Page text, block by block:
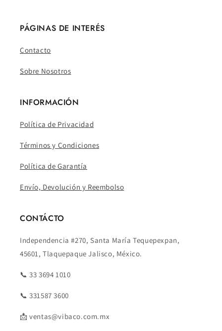
PÁGINAS DE INTERÉS
Contacto
Sobre Nosotros
INFORMACIÓN
Política de Privacidad
Términos y Condiciones
Política de Garantía
Envío, Devolución y Reembolso
CONTÁCTO
Independencia #270, Santa María Tequepexpan,
45601, Tlaquepaque Jalisco, México.
📞 33 3694 1010
📞 331587 3600
📩 ventas@vibaco.com.mx